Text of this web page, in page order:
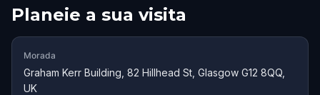
Planeie a sua visita
Morada
Graham Kerr Building, 82 Hillhead St, Glasgow G12 8QQ,
UK